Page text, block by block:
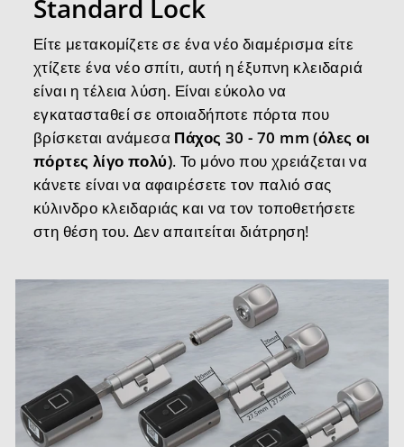
Standard Lock
Είτε μετακομίζετε σε ένα νέο διαμέρισμα είτε
χτίζετε ένα νέο σπίτι, αυτή η έξυπνη κλειδαριά
είναι η τέλεια λύση. Είναι εύκολο να
εγκατασταθεί σε οποιαδήποτε πόρτα που
βρίσκεται ανάμεσα Πάχος 30 - 70 mm (όλες οι
πόρτες λίγο πολύ). Το μόνο που χρειάζεται να
κάνετε είναι να αφαιρέσετε τον παλιό σας
κύλινδρο κλειδαριάς και να τον τοποθετήσετε
στη θέση του. Δεν απαιτείται διάτρηση!